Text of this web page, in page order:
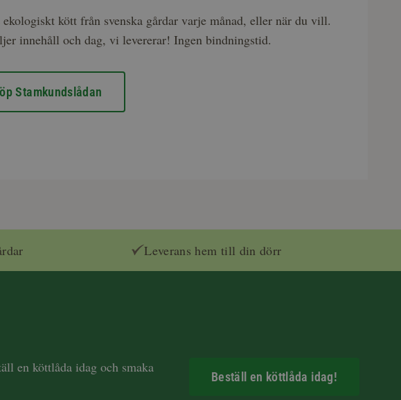
ekologiskt kött från svenska gårdar varje månad, eller när du vill.
innehåll och dag, vi levererar! Ingen bindningstid.
Stamkundslådan
Leverans hem till din dörr
en köttlåda idag och smaka
Beställ en köttlåda idag!